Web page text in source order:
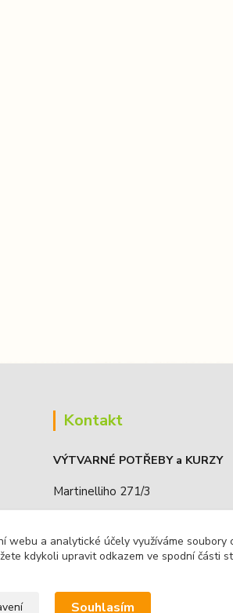
Kontakt
VÝTVARNÉ POTŘEBY a KURZY
Martinelliho 271/3
IČO: 68885636
webu a analytické účely využíváme soubory
kdykoli upravit odkazem ve spodní části
Souhlasím